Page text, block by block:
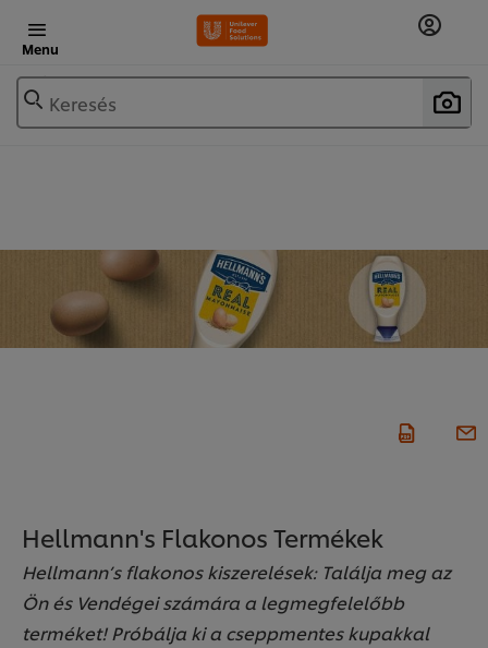
Menu
Keresés
Hellmann's Flakonos Termékek
Hellmann’s flakonos kiszerelések: Találja meg az
Ön és Vendégei számára a legmegfelelőbb
terméket! Próbálja ki a cseppmentes kupakkal